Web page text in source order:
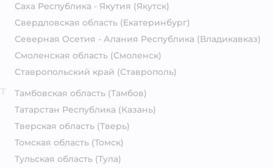
Саха Республика - Якутия (Якутск)
Свердловская область (Екатеринбург)
Северная Осетия - Алания Республика (Владикавказ)
Смоленская область (Смоленск)
Ставропольский край (Ставрополь)
Тамбовская область (Тамбов)
Татарстан Республика (Казань)
Тверская область (Тверь)
Томская область (Томск)
Тульская область (Тула)